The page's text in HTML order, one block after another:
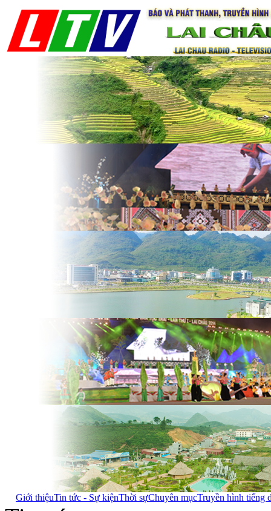
Giới thiệuTin tức - Sự kiệnThời sựChuyên mụcTruyền hình tiếng